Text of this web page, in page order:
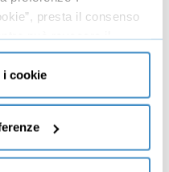
presta il consenso
può revocare il
cookie necessari” e
necessari al corretto
cookie
gestione
08:04
02:45
e debitori
13:08